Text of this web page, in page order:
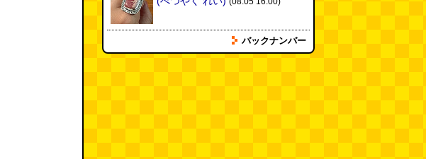
フエラムネをさらに笛っぽくした
らホイッスルになりました(爲房
バックナンバー